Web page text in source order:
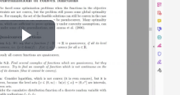
Play
Video